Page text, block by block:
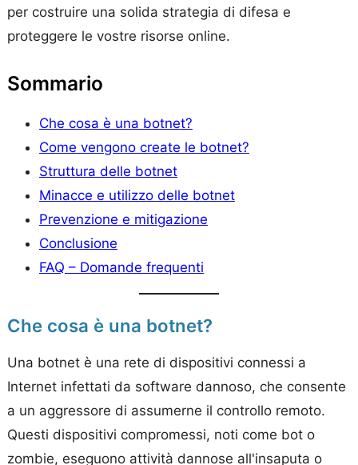
per costruire una solida strategia di difesa e
proteggere le vostre risorse online.
Sommario
Che cosa è una botnet?
Come vengono create le botnet?
Struttura delle botnet
Minacce e utilizzo delle botnet
Prevenzione e mitigazione
Conclusione
FAQ – Domande frequenti
Che cosa è una botnet?
Una botnet è una rete di dispositivi connessi a
Internet infettati da software dannoso, che consente
a un aggressore di assumerne il controllo remoto.
Questi dispositivi compromessi, noti come bot o
zombie, eseguono attività dannose all'insaputa o